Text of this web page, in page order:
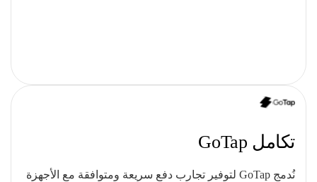
تكامل GoTap
نُدمج GoTap لتوفير تجارب دفع سريعة ومتوافقة مع الأجهزة